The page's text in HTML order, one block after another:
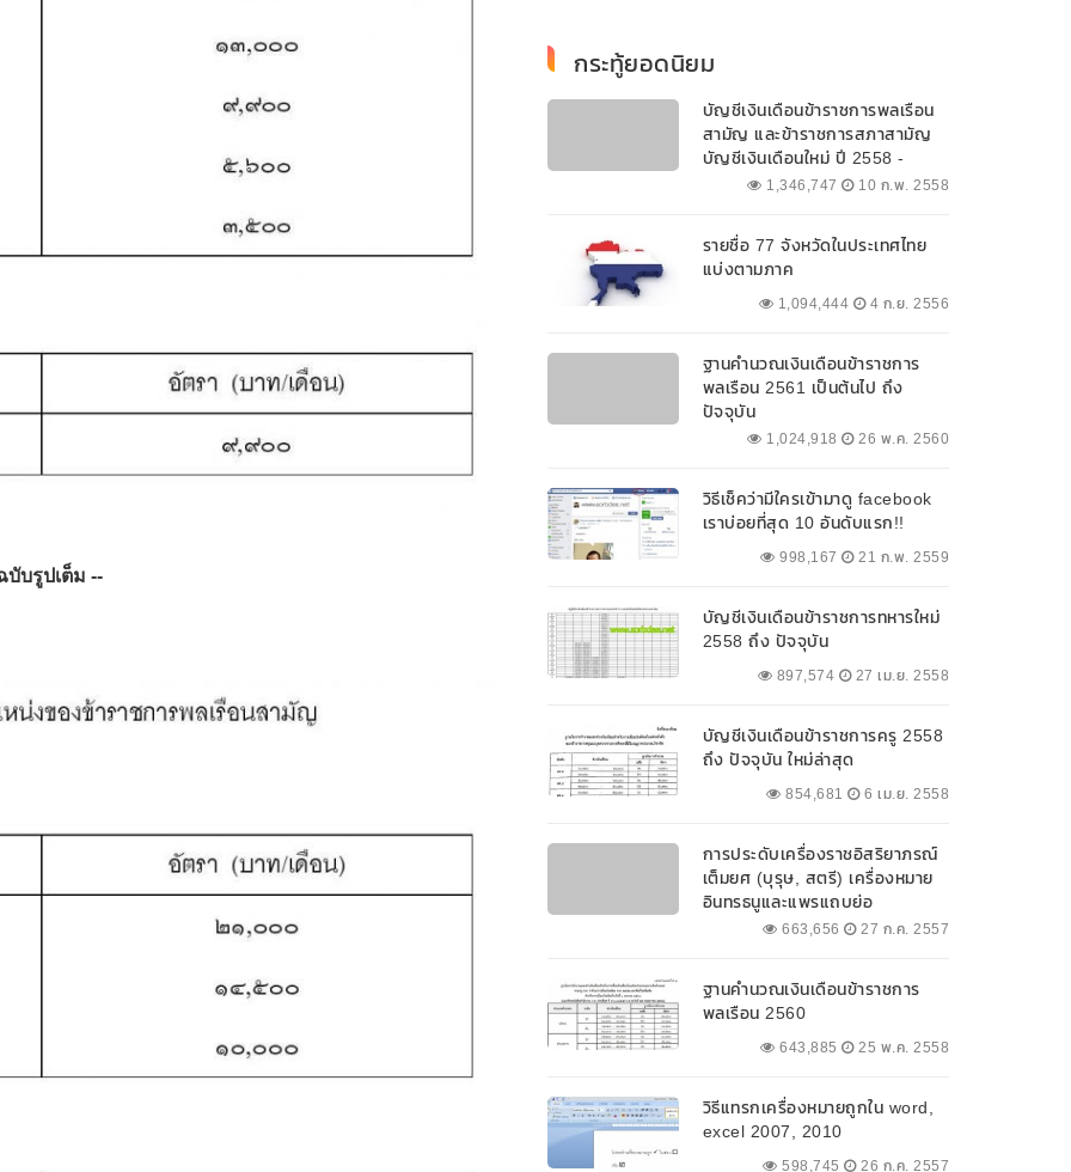
บับรูปเต็ม --
กระทู้ยอดนิยม
บัญชีเงินเดือนข้าราชการพลเรือน
สามัญ และข้าราชการสภาสามัญ
บัญชีเงินเดือนใหม่ ปี 2558 -
2562 ปัจจุบัน1,346,747 10 ก.พ. 2558
รายชื่อ 77 จังหวัดในประเทศไทย
แบ่งตามภาค
1,094,444 4 ก.ย. 2556
ฐานคำนวณเงินเดือนข้าราชการ
พลเรือน 2561 เป็นต้นไป ถึง
ปัจจุบัน
1,024,918 26 พ.ค. 2560
วิธีเช็คว่ามีใครเข้ามาดู facebook
เราบ่อยที่สุด 10 อันดับแรก!!
998,167 21 ก.พ. 2559
บัญชีเงินเดือนข้าราชการทหารใหม่
2558 ถึง ปัจจุบัน
897,574 27 เม.ย. 2558
บัญชีเงินเดือนข้าราชการครู 2558
ถึง ปัจจุบัน ใหม่ล่าสุด
854,681 6 เม.ย. 2558
การประดับเครื่องราชอิสริยาภรณ์
เต็มยศ (บุรุษ, สตรี) เครื่องหมาย
อินทรธนูและแพรแถบย่อ
663,656 27 ก.ค. 2557
ฐานคำนวณเงินเดือนข้าราชการ
พลเรือน 2560
643,885 25 พ.ค. 2558
วิธีแทรกเครื่องหมายถูกใน word,
excel 2007, 2010
598,745 26 ก.ค. 2557